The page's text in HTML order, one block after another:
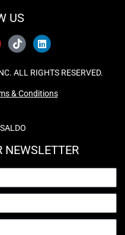
US
ALL RIGHTS RESERVED.
& Conditions
SALDO
NEWSLETTER